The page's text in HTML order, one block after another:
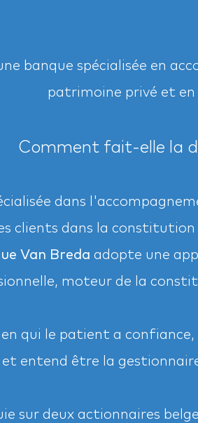
banque spécialisée en
patrimoine privé et en
Comment fait-elle la
dans
clients dans la
Van Breda adopte une
moteur de la
qui le patient a confiance,
entend être la
sur deux actionnaires